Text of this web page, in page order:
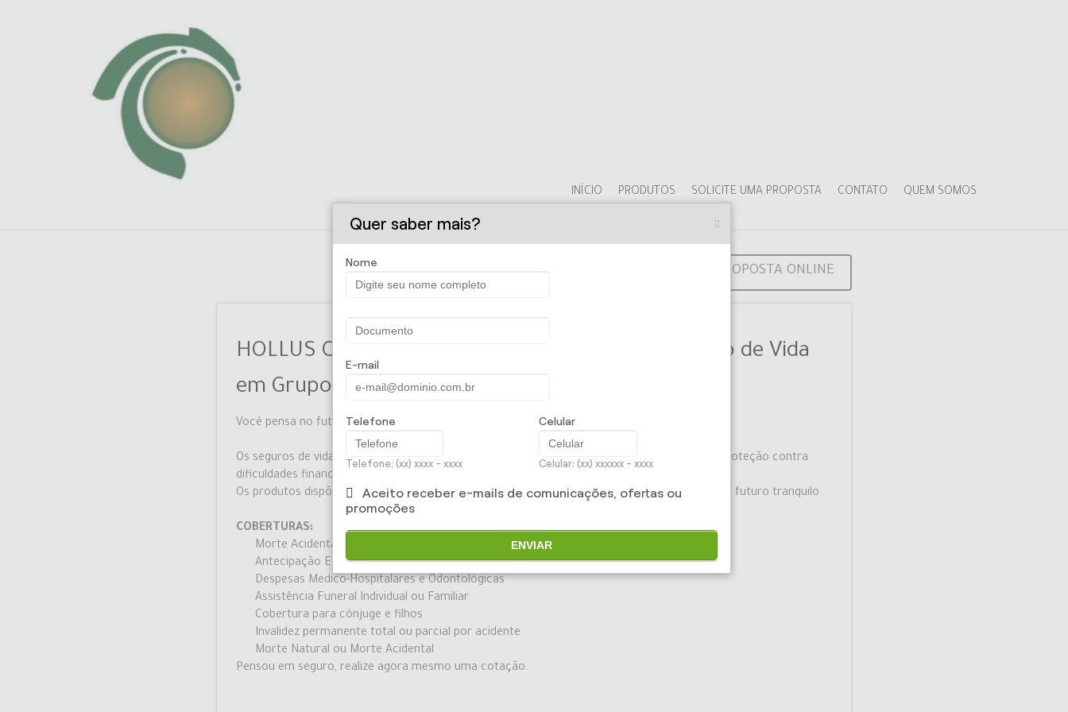
INÍCIO PRODUTOS SOLICITE UMA PROPOSTA CONTATO QUEM SOMOS
PROPOSTA ONLINE
HOLLUS CORRETAGEM DE SEGUROS LTDA - Seguro de Vida
em Grupo
Você pensa no futuro dos seus colaboradores e eles investem no presente da sua empresa.
Os seguros de vida empresariais garantem aos funcionários, empresários e seus familiares, proteção contra
dificuldades financeiras que possam surgir em conseqüência dos imprevistos da vida.
Os produtos dispõem de diversas coberturas, que asseguram comodidade e confiança em um futuro tranquilo.
COBERTURAS:
Morte Acidental em dobro
Antecipação Especial por Doença
Despesas Médico-Hospitalares e Odontológicas
Assistência Funeral Individual ou Familiar
Cobertura para cônjuge e filhos
Invalidez permanente total ou parcial por acidente
Morte Natural ou Morte Acidental
Pensou em seguro, realize agora mesmo uma cotação.
Quer saber mais?
Nome
E-mail
Telefone
Telefone: (xx) xxxx - xxxx
Celular
Celular: (xx) xxxxxx - xxxx
Aceito receber e-mails de comunicações, ofertas ou
promoções
ENVIAR